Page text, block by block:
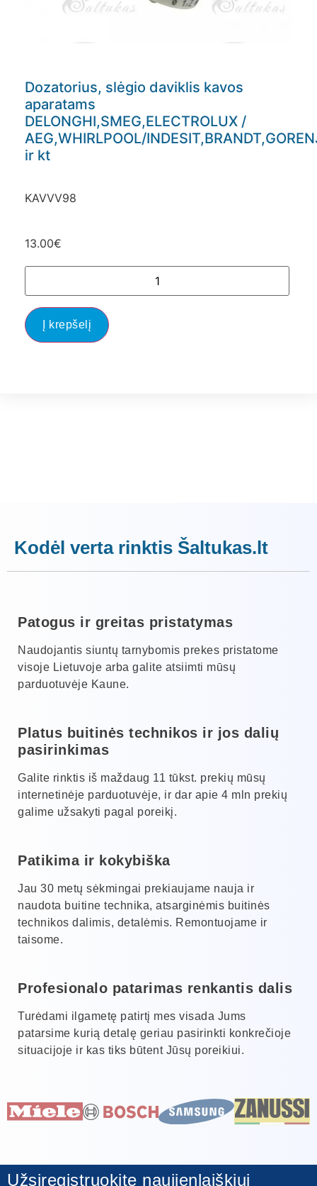
Dozatorius, slėgio daviklis kavos
aparatams
DELONGHI,SMEG,ELECTROLUX /
AEG,WHIRLPOOL/
ir kt
KAVVV98
13.00€
Į krepšelį
Kodėl verta rinktis Šaltukas.lt
Patogus ir greitas pristatymas
Naudojantis siuntų tarnybomis prekes pristatome
visoje Lietuvoje arba galite atsiimti mūsų
parduotuvėje Kaune.
Platus buitinės technikos ir jos dalių
pasirinkimas
Galite rinktis iš maždaug 11 tūkst. prekių mūsų
internetinėje parduotuvėje, ir dar apie 4 mln prekių
galime užsakyti pagal poreikį.
Patikima ir kokybiška
Jau 30 metų sėkmingai prekiaujame nauja ir
naudota buitine technika, atsarginėmis buitinės
technikos dalimis, detalėmis. Remontuojame ir
taisome.
Profesionalo patarimas renkantis dalis
Turėdami ilgametę patirtį mes visada Jums
patarsime kurią detalę geriau pasirinkti konkrečioje
situacijoje ir kas tiks būtent Jūsų poreikiui.
Užsiregistruokite naujienlaiškiui